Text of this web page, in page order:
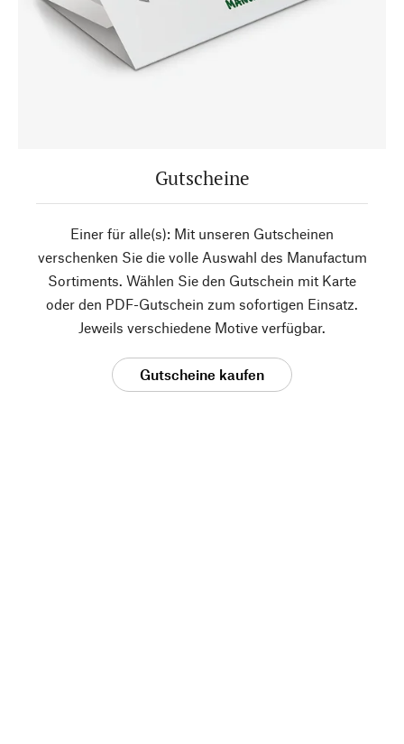
Gutscheine
Einer für alle(s): Mit unseren Gutscheinen
verschenken Sie die volle Auswahl des Manufactum
Sortiments. Wählen Sie den Gutschein mit Karte
oder den PDF-Gutschein zum sofortigen Einsatz.
Jeweils verschiedene Motive verfügbar.
Gutscheine kaufen